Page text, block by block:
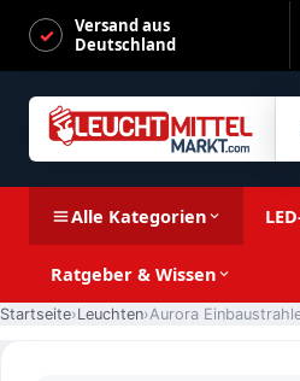
Versand aus
Deutschland
Alle Kategorien
Ratgeber & Wissen
Startseite Leuchten
Aurora Einbaustrahler